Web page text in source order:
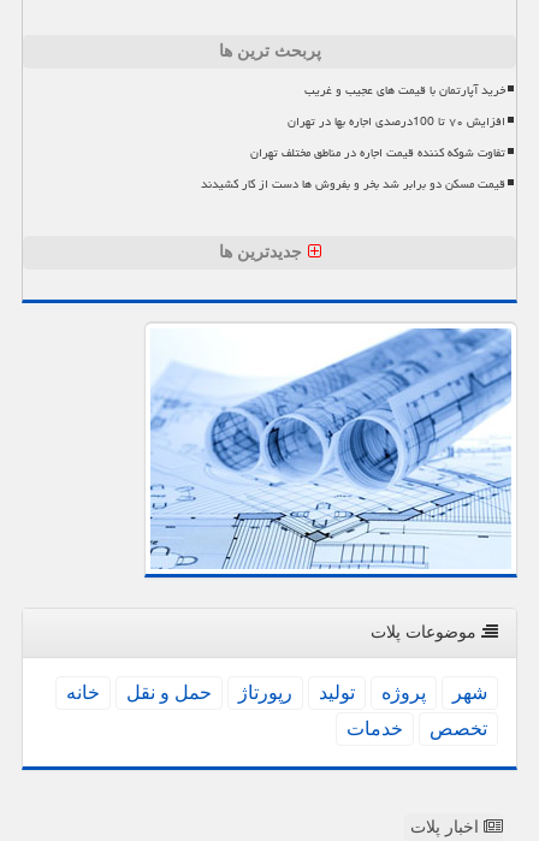
پربحث ترین ها
خرید آپارتمان با قیمت های عجیب و غریب
افزایش ۷۰ تا 100درصدی اجاره بها در تهران
تفاوت شوکه کننده قیمت اجاره در مناطق مختلف تهران
قیمت مسکن دو برابر شد بخر و بفروش ها دست از کار کشیدند
جدیدترین ها
موضوعات پلات
شهر پروژه تولید رپورتاژ حمل و نقل
خانه
تخصص
خدمات
اخبار پلات